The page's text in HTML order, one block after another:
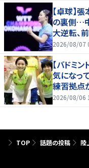
【卓球】
の裏側…
大逆転、
2026/08/07
【バドミ
気になっ
練習拠点
たり前じ
2026/08/06
TOP 話題の投稿 陸